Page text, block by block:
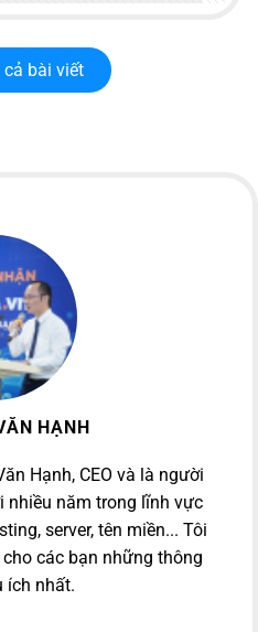
bài viết
HẠNH
Hạnh, CEO và là người
nhiều năm trong lĩnh vực
server, tên miền... Tôi
các bạn những thông
ích nhất.